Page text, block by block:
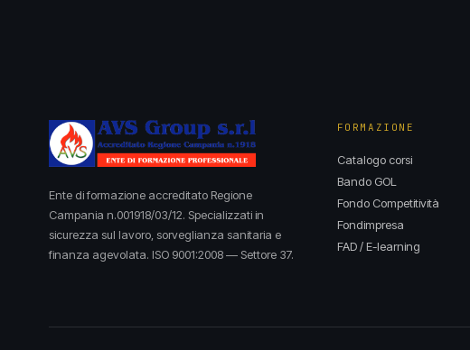
Ente di formazione accreditato Regione
Campania n.001918/03/12. Specializzati in
sicurezza sul lavoro, sorveglianza sanitaria e
finanza agevolata. ISO 9001:2008 — Settore 37.
FORMAZIONE
Catalogo corsi
Bando GOL
Fondo Competitività
Fondimpresa
FAD / E-learning